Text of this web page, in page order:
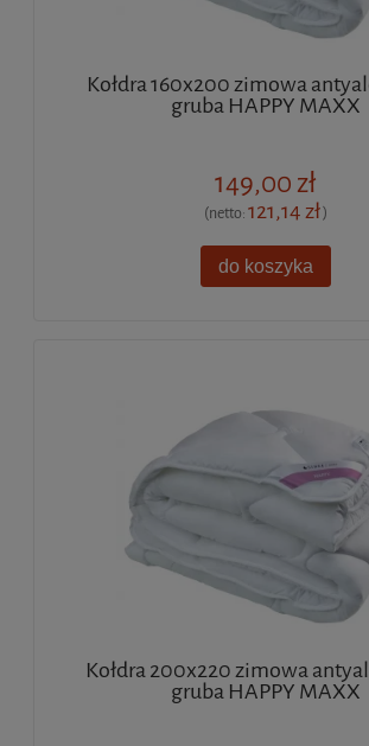
Kołdra 160x200 zimowa
gruba HAPPY MAXX
149,00 zł
(netto:121,14 zł)
do koszyka
Kołdra 200x220 zimowa
gruba HAPPY MAXX